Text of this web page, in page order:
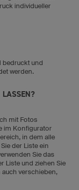
individueller
bedruckt und
werden.
mit Fotos
im Konfigurator
in dem alle
der Liste ein
Sie das
Liste und ziehen Sie
verschieben,